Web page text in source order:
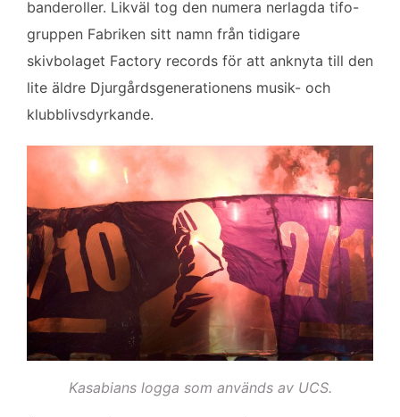
banderoller. Likväl tog den numera nerlagda tifo-
gruppen Fabriken sitt namn från tidigare
skivbolaget Factory records för att anknyta till den
lite äldre Djurgårdsgenerationens musik- och
klubblivsdyrkande.
Kasabians logga som används av UCS.